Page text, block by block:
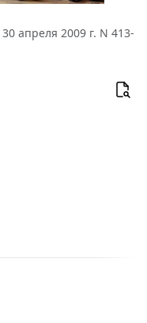
апреля 2009 г. N 413-